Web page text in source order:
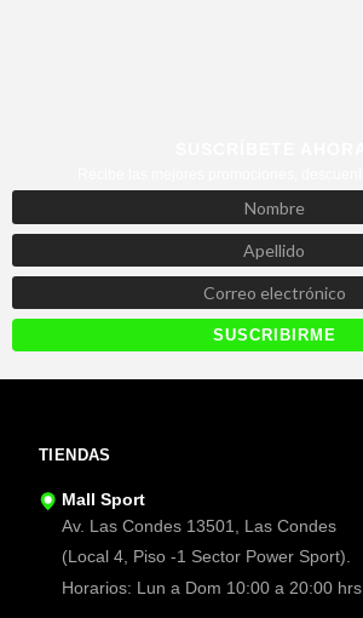
TIENDAS
Mall Sport
Av. Las Condes 13501, Las Condes
(Local 4, Piso -1 Sector Power Sport).
Horarios: Lun a Dom 10:00 a 20:00 hrs.